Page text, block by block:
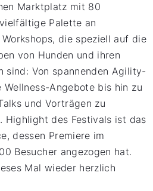
Marktplatz mit 80
Palette an
die speziell auf die
von Hunden und ihren
sind: Von spannenden Agility-
Wellness-Angebote bis hin zu
und Vorträgen zu
Highlight des Festivals ist das
dessen Premiere im
Besucher angezogen hat.
Mal wieder herzlich